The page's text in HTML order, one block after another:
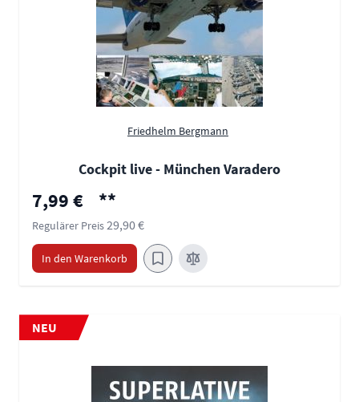
Friedhelm Bergmann
Cockpit live - München Varadero
Sonderpreis
7,99 € **
Regulärer Preis29,90 €
In den Warenkorb
NEU